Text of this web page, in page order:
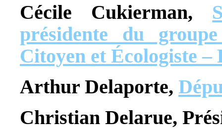
Cécile Cukierman,
présidente du
Citoyen et Écologiste –
Arthur Delaporte,
Christian Delarue,